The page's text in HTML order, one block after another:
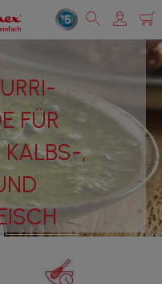
FÜR
KALBS-,